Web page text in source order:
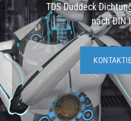
TDS Duddeck
nach DIN